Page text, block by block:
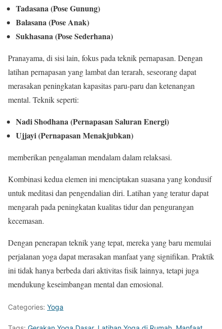
Tadasana (Pose Gunung)
Balasana (Pose Anak)
Sukhasana (Pose Sederhana)
Pranayama, di sisi lain, fokus pada teknik pernapasan. Dengan
latihan pernapasan yang lambat dan terarah, seseorang dapat
merasakan peningkatan kapasitas paru-paru dan ketenangan
mental. Teknik seperti:
Nadi Shodhana (Pernapasan Saluran Energi)
Ujjayi (Pernapasan Menakjubkan)
memberikan pengalaman mendalam dalam relaksasi.
Kombinasi kedua elemen ini menciptakan suasana yang kondusif
untuk meditasi dan pengendalian diri. Latihan yang teratur dapat
mengarah pada peningkatan kualitas tidur dan pengurangan
kecemasan.
Dengan penerapan teknik yang tepat, mereka yang baru memulai
perjalanan yoga dapat merasakan manfaat yang signifikan. Praktik
ini tidak hanya berbeda dari aktivitas fisik lainnya, tetapi juga
mendukung keseimbangan mental dan emosional.
Categories: Yoga